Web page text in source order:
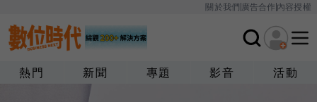
關於我們廣告合作內容授權
熱門 新聞 專題 影音 活動